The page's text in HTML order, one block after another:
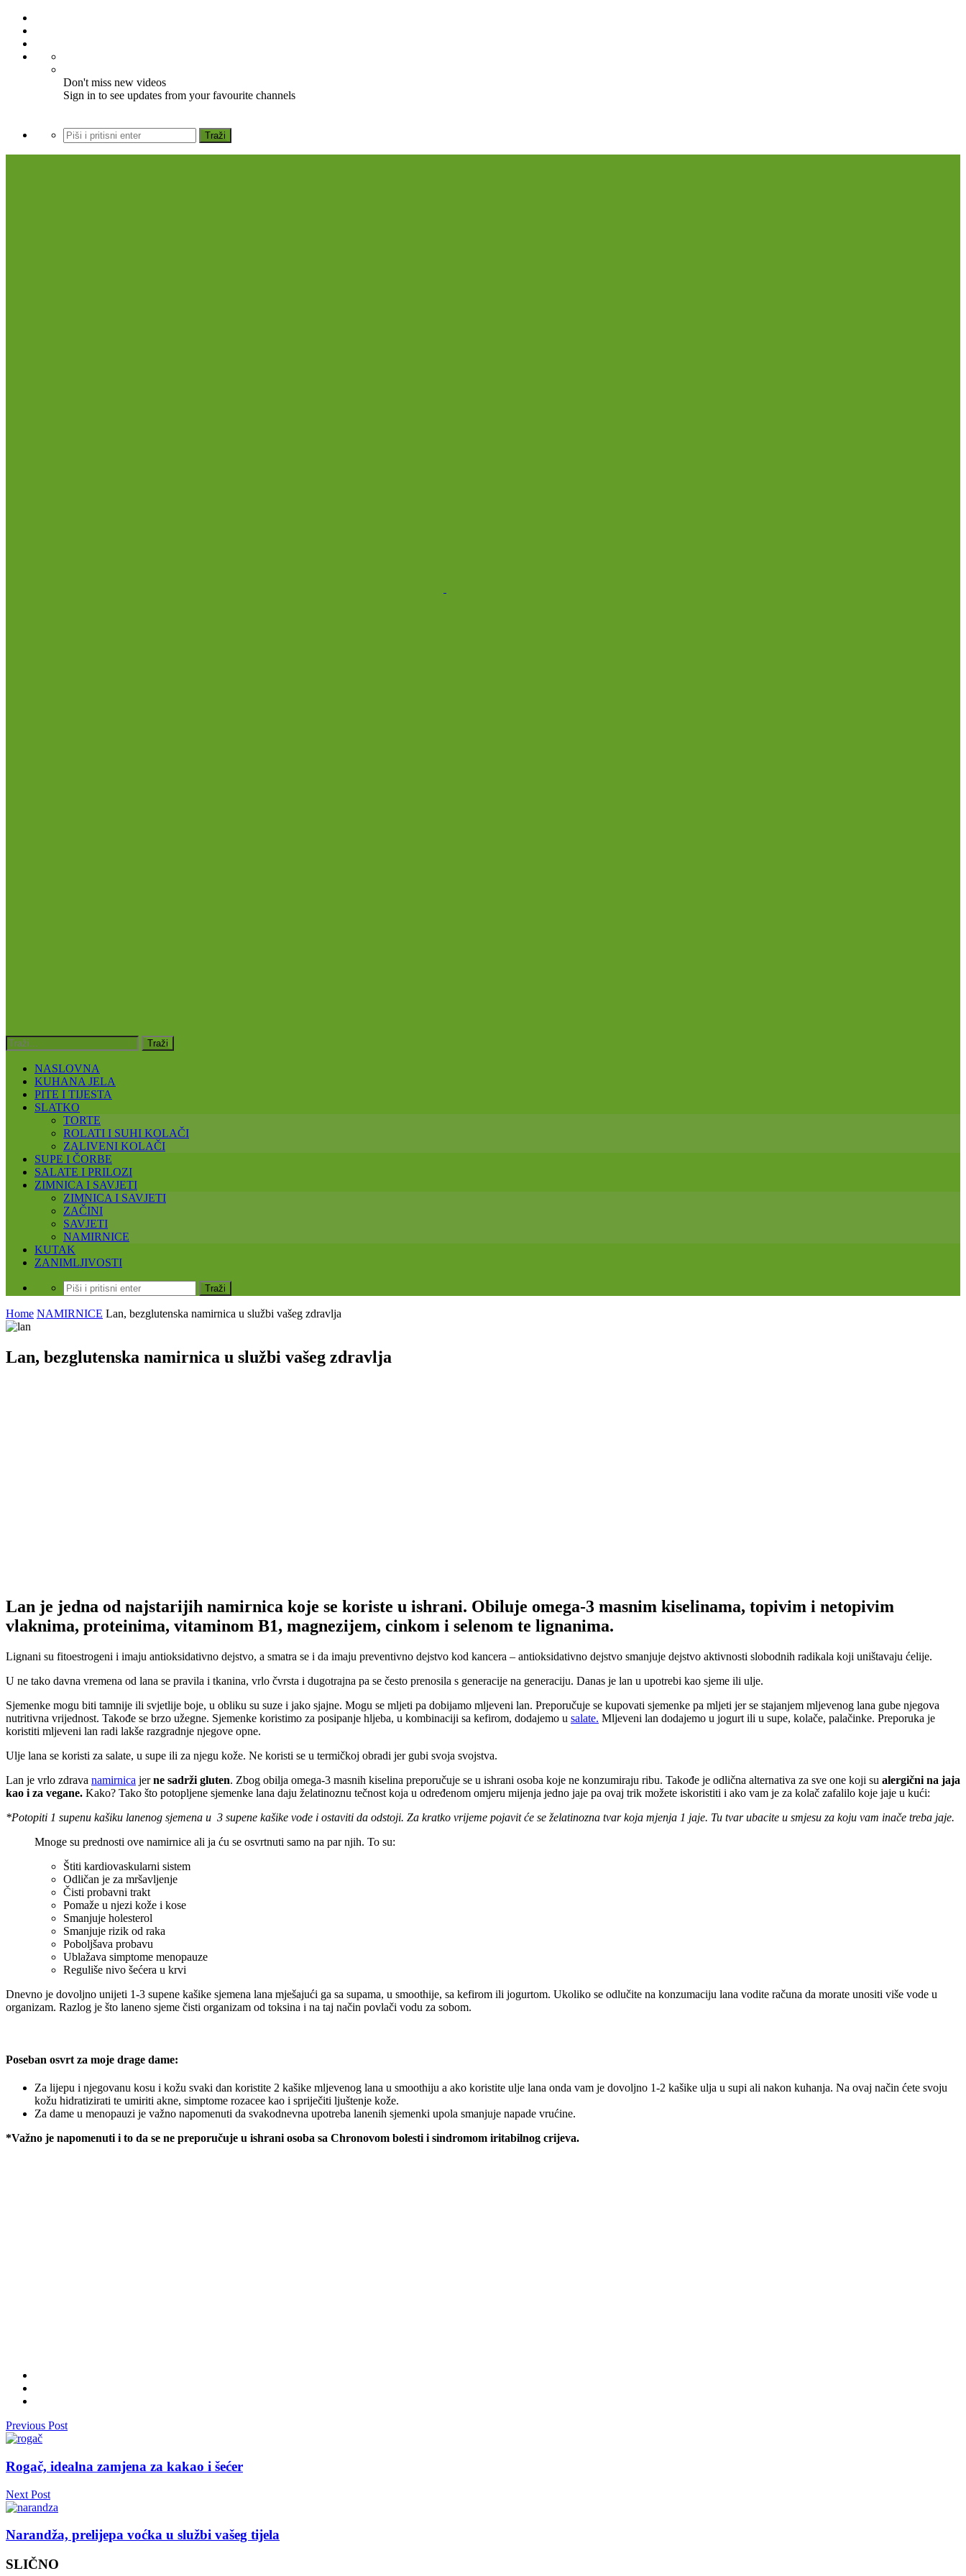
Don't miss new videos
Sign in to see updates from your favourite channels
NASLOVNA
KUHANA JELA
PITE I TIJESTA
SLATKO
TORTE
ROLATI I SUHI KOLAČI
ZALIVENI KOLAČI
SUPE I ČORBE
SALATE I PRILOZI
ZIMNICA I SAVJETI
ZIMNICA I SAVJETI
ZAČINI
SAVJETI
NAMIRNICE
KUTAK
ZANIMLJIVOSTI
Home NAMIRNICE Lan, bezglutenska namirnica u službi vašeg zdravlja
Lan, bezglutenska namirnica u službi vašeg zdravlja
Lan je jedna od najstarijih namirnica koje se koriste u ishrani. Obiluje omega-3 masnim kiselinama, topivim i netopivim
vlaknima, proteinima, vitaminom B1, magnezijem, cinkom i selenom te lignanima.
Lignani su fitoestrogeni i imaju antioksidativno dejstvo, a smatra se i da imaju preventivno dejstvo kod kancera – antioksidativno dejstvo smanjuje dejstvo aktivnosti slobodnih radikala koji uništavaju ćelije.
U ne tako davna vremena od lana se pravila i tkanina, vrlo čvrsta i dugotrajna pa se često prenosila s generacije na generaciju. Danas je lan u upotrebi kao sjeme ili ulje.
Sjemenke mogu biti tamnije ili svjetlije boje, u obliku su suze i jako sjajne. Mogu se mljeti pa dobijamo mljeveni lan. Preporučuje se kupovati sjemenke pa mljeti jer se stajanjem mljevenog lana gube njegova
nutritivna vrijednost. Takođe se brzo užegne. Sjemenke koristimo za posipanje hljeba, u kombinaciji sa kefirom, dodajemo u salate. Mljeveni lan dodajemo u jogurt ili u supe, kolače, palačinke. Preporuka je
koristiti mljeveni lan radi lakše razgradnje njegove opne.
Ulje lana se koristi za salate, u supe ili za njegu kože. Ne koristi se u termičkoj obradi jer gubi svoja svojstva.
Lan je vrlo zdrava namirnica jerne sadrži gluten. Zbog obilja omega-3 masnih kiselina preporučuje se u ishrani osoba koje ne konzumiraju ribu. Takođe je odlična alternativa za sve one koji su alergični na jaja
kao i za vegane. Kako? Tako što potopljene sjemenke lana daju želatinoznu tečnost koja u određenom omjeru mijenja jedno jaje pa ovaj trik možete iskoristiti i ako vam je za kolač zafalilo koje jaje u kući:
*Potopiti 1 supenu kašiku lanenog sjemena u 3 supene kašike vode i ostaviti da odstoji. Za kratko vrijeme pojavit će se želatinozna tvar koja mjenja 1 jaje. Tu tvar ubacite u smjesu za koju vam inače treba jaje.
Mnoge su prednosti ove namirnice ali ja ću se osvrtnuti samo na par njih. To su:
Štiti kardiovaskularni sistem
Odličan je za mršavljenje
Čisti probavni trakt
Pomaže u njezi kože i kose
Smanjuje holesterol
Smanjuje rizik od raka
Poboljšava probavu
Ublažava simptome menopauze
Reguliše nivo šećera u krvi
Dnevno je dovoljno unijeti 1-3 supene kašike sjemena lana mješajući ga sa supama, u smoothije, sa kefirom ili jogurtom. Ukoliko se odlučite na konzumaciju lana vodite računa da morate unositi više vode u
organizam. Razlog je što laneno sjeme čisti organizam od toksina i na taj način povlači vodu za sobom.
Poseban osvrt za moje drage dame:
Za lijepu i njegovanu kosu i kožu svaki dan koristite 2 kašike mljevenog lana u smoothiju a ako koristite ulje lana onda vam je dovoljno 1-2 kašike ulja u supi ali nakon kuhanja. Na ovaj način ćete svoju
kožu hidratizirati te umiriti akne, simptome rozacee kao i spriječiti ljuštenje kože.
Za dame u menopauzi je važno napomenuti da svakodnevna upotreba lanenih sjemenki upola smanjuje napade vrućine.
*Važno je napomenuti i to da se ne preporučuje u ishrani osoba sa Chronovom bolesti i sindromom iritabilnog crijeva.
Previous Post
Rogač, idealna zamjena za kakao i šećer
Next Post
Narandža, prelijepa voćka u službi vašeg tijela
SLIČNO